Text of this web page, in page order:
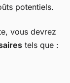
potentiels.
vous devrez
tels que :